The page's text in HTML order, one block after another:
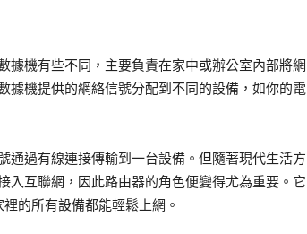
據機有些不同，主要負責在家中或辦公室內部將網
據機提供的網絡信號分配到不同的設備，如你的電
通過有線連接傳輸到一台設備。但隨著現代生活方
入互聯網，因此路由器的角色便變得尤為重要。它
的所有設備都能輕鬆上網。